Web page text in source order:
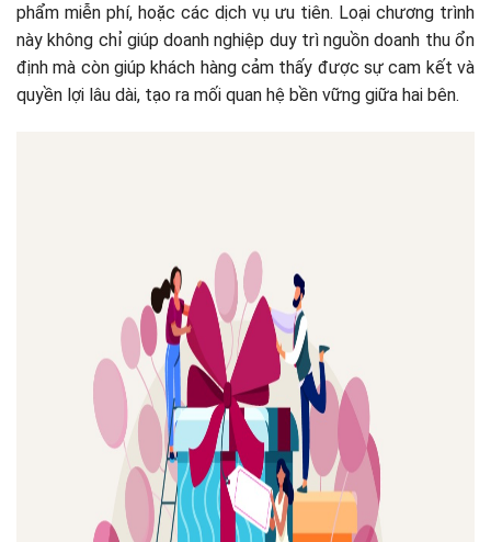
phẩm miễn phí, hoặc các dịch vụ ưu tiên. Loại chương trình
này không chỉ giúp doanh nghiệp duy trì nguồn doanh thu ổn
định mà còn giúp khách hàng cảm thấy được sự cam kết và
quyền lợi lâu dài, tạo ra mối quan hệ bền vững giữa hai bên.